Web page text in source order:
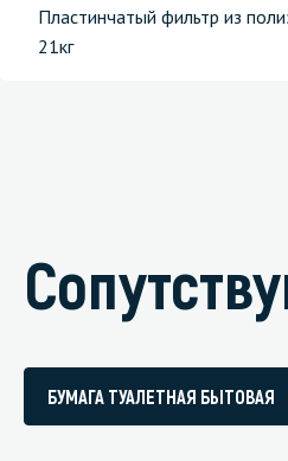
Пластинчатый фильтр из
21кг
БУМАГА ТУАЛЕТНАЯ БЫТОВАЯ